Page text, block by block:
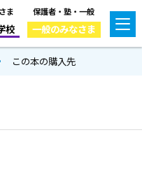
ま
校
保護者・塾・一般
一般のみなさま
この本の購入先